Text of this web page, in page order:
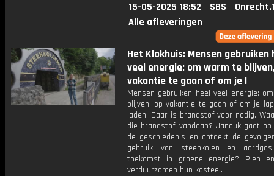
15-05-2025 18:52 SBS
Alle afleveringen
Het Klokhuis: Mensen gebruiken
veel energie: om warm te
vakantie te gaan of om je l
Mensen gebruiken heel veel energie:
blijven, op vakantie te gaan of om je
laden. Daar is brandstof voor nodig.
die brandstof vandaan? Janouk gaat
de geschiedenis en ontdekt de
gebruik van steenkolen en
toekomst in groene energie? Pien
verduurzamen hun kasteel.